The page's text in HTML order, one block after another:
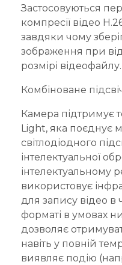
Застосовуються
компресії відео
завдяки чому
зображення при
розмірі відеофайлу.
Комбіноване
Камера підтримує
Light, яка поєднує
світлодіодного
інтелектуальної
інтелектуальному
використовує
для запису відео в
форматі в умовах
дозволяє
навіть у повній
виявляє подію